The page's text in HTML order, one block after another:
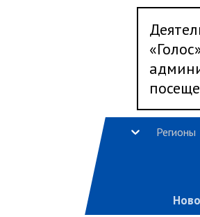
Регионы